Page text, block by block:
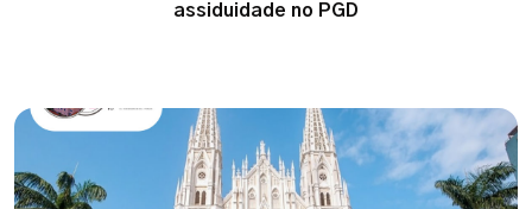
assiduidade no PGD